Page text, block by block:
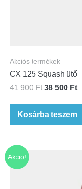
Akciós termékek
CX 125 Squash ütő
41 900Ft 38 500 Ft
Kosárba teszem
Akció!